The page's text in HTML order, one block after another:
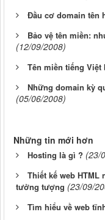
Đầu cơ domain tên
Bảo vệ tên miền:
(12/09/2008)
Tên miền tiếng
Những domain kỳ
(05/06/2008)
Những tin mới hơn
Hosting là gì ? (23/
Thiết kế web
tưởng tượng (23/09/
Tìm hiểu về web